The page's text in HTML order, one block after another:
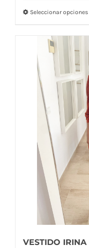
Seleccionar opciones
VESTIDO IRINA